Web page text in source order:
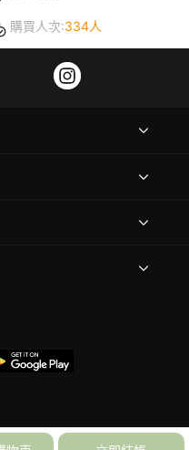
購買人次:334人
All rights reserved.